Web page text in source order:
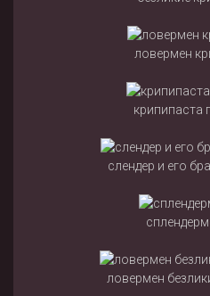
ловермен
крипипаста
слендер и его
ловермен